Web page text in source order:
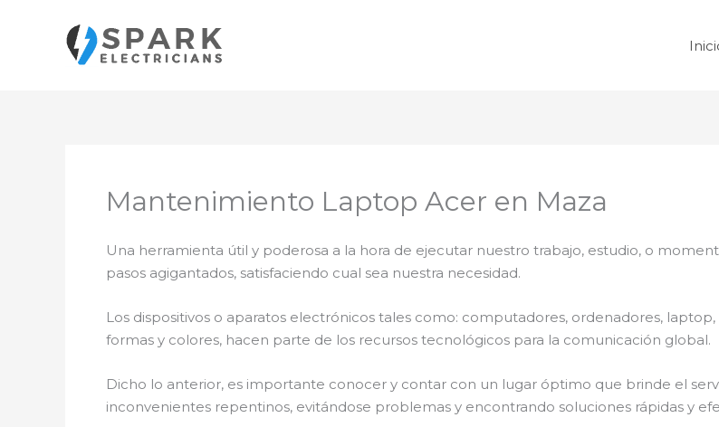
contenido
Mantenimiento Laptop Acer en Maza
Una herramienta útil y poderosa a la hora de ejecutar nuestro trabajo, estudio, o
pasos agigantados, satisfaciendo cual sea nuestra necesidad.
Los dispositivos o aparatos electrónicos tales como: computadores, ordenadores,
formas y colores, hacen parte de los recursos tecnológicos para la comunicación global.
Dicho lo anterior, es importante conocer y contar con un lugar óptimo que brinde el
inconvenientes repentinos, evitándose problemas y encontrando soluciones rápidas y